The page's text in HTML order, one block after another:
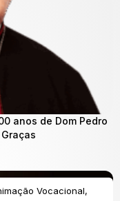
anos de Dom Pedro
Vocacional,